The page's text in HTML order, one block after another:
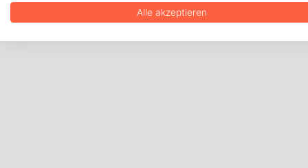
Alle akzeptieren